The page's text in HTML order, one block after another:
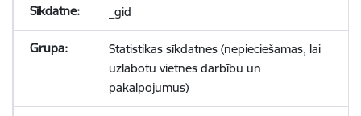
_gid
Statistikas sīkdatnes (nepieciešamas, lai
uzlabotu vietnes darbību un
pakalpojumus)